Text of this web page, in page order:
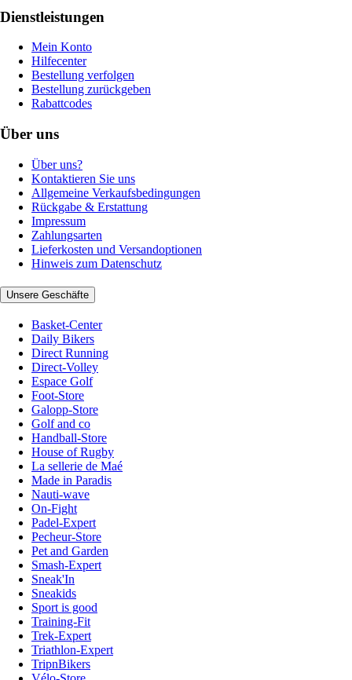
Dienstleistungen
Mein Konto
Hilfecenter
Bestellung verfolgen
Bestellung zurückgeben
Rabattcodes
Über uns
Über uns?
Kontaktieren Sie uns
Allgemeine Verkaufsbedingungen
Rückgabe & Erstattung
Impressum
Zahlungsarten
Lieferkosten und Versandoptionen
Hinweis zum Datenschutz
Unsere Geschäfte
Basket-Center
Daily Bikers
Direct Running
Direct-Volley
Espace Golf
Foot-Store
Galopp-Store
Golf and co
Handball-Store
House of Rugby
La sellerie de Maé
Made in Paradis
Nauti-wave
On-Fight
Padel-Expert
Pecheur-Store
Pet and Garden
Smash-Expert
Sneak'In
Sneakids
Sport is good
Training-Fit
Trek-Expert
Triathlon-Expert
TripnBikers